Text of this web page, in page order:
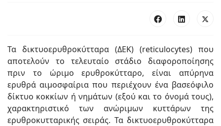
Τα δικτυοερυθροκύτταρα (ΔΕΚ) (reticulocytes) που
αποτελούν το τελευταίο στάδιο διαφοροποίησης
πριν το ώριμο ερυθροκύτταρο, είναι απύρηνα
ερυθρά αιμοσφαίρια που περιέχουν ένα βασεόφιλο
δίκτυο κοκκίων ή νημάτων (εξού και το όνομά τους),
χαρακτηριστικό των ανώριμων κυττάρων της
ερυθροκυτταρικής σειράς. Τα δικτυοερυθροκύτταρα